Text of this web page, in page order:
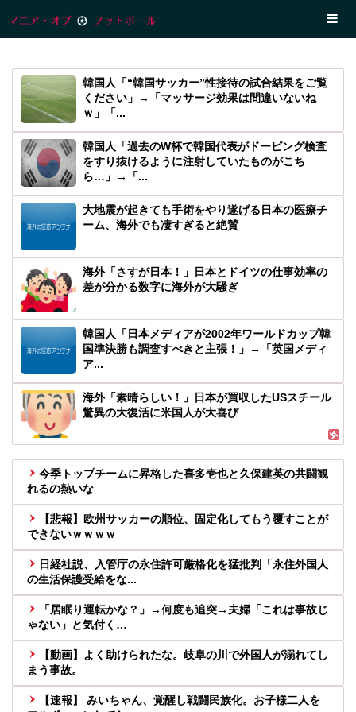
韓国人「“韓国サッカー”性接待の試合結果をご覧
ください」→「マッサージ効果は間違いないね
ｗ」「...
韓国人「過去のW杯で韓国代表がドーピング検査
をすり抜けるように注射していたものがこち
ら…」→「...
大地震が起きても手術をやり遂げる日本の医療チ
ーム、海外でも凄すぎると絶賛
海外「さすが日本！」日本とドイツの仕事効率の
差が分かる数字に海外が大騒ぎ
韓国人「日本メディアが2002年ワールドカップ韓
国準決勝も調査すべきと主張！」→「英国メディ
ア...
海外「素晴らしい！」日本が買収したUSスチール
驚異の大復活に米国人が大喜び
今季トップチームに昇格した喜多壱也と久保建英の共闘観
れるの熱いな
【悲報】欧州サッカーの順位、固定化してもう覆すことが
できないｗｗｗｗ
日経社説、入管庁の永住許可厳格化を猛批判「永住外国人
の生活保護受給をな...
「居眠り運転かな？」→何度も追突→夫婦「これは事故じ
ゃない」と気付く…
【動画】よく助けられたな。岐阜の川で外国人が溺れてし
まう事故。
【速報】 みいちゃん、覚醒し戦闘民族化。お子様二人を